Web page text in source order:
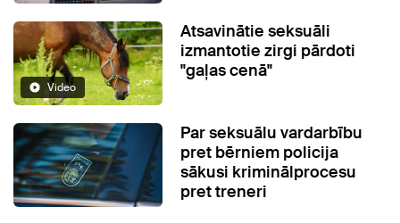
Video
Atsavinātie seksuāli
izmantotie zirgi pārdoti
"gaļas cenā"
Par seksuālu vardarbību
pret bērniem policija
sākusi kriminālprocesu
pret treneri